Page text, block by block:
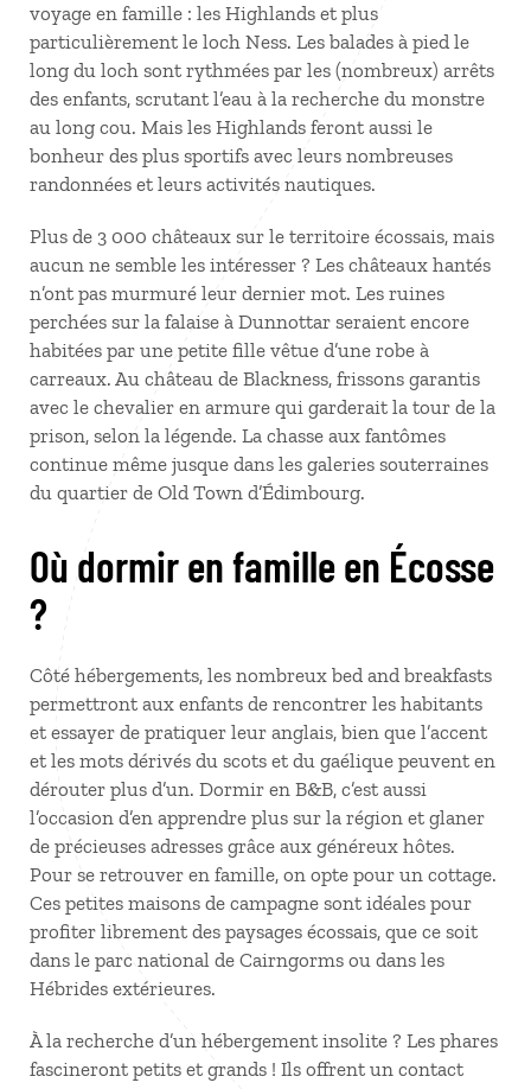
voyage en famille : les Highlands et plus
particulièrement le loch Ness. Les balades à pied le
long du loch sont rythmées par les (nombreux) arrêts
des enfants, scrutant l’eau à la recherche du monstre
au long cou. Mais les Highlands feront aussi le
bonheur des plus sportifs avec leurs nombreuses
randonnées et leurs activités nautiques.
Plus de 3 000 châteaux sur le territoire écossais, mais
aucun ne semble les intéresser ? Les châteaux hantés
n’ont pas murmuré leur dernier mot. Les ruines
perchées sur la falaise à Dunnottar seraient encore
habitées par une petite fille vêtue d’une robe à
carreaux. Au château de Blackness, frissons garantis
avec le chevalier en armure qui garderait la tour de la
prison, selon la légende. La chasse aux fantômes
continue même jusque dans les galeries souterraines
du quartier de Old Town d’Édimbourg.
Où dormir en famille en Écosse
?
Côté hébergements, les nombreux bed and breakfasts
permettront aux enfants de rencontrer les habitants
et essayer de pratiquer leur anglais, bien que l’accent
et les mots dérivés du scots et du gaélique peuvent en
dérouter plus d’un. Dormir en B&B, c’est aussi
l’occasion d’en apprendre plus sur la région et glaner
de précieuses adresses grâce aux généreux hôtes.
Pour se retrouver en famille, on opte pour un cottage.
Ces petites maisons de campagne sont idéales pour
profiter librement des paysages écossais, que ce soit
dans le parc national de Cairngorms ou dans les
Hébrides extérieures.
À la recherche d’un hébergement insolite ? Les phares
fascineront petits et grands ! Ils offrent un contact